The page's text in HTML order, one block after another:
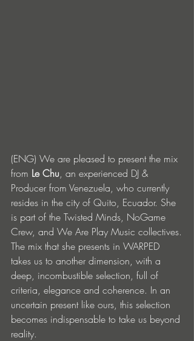
(ENG) We are pleased to present the mix
from Le Chu, an experienced DJ &
Producer from Venezuela, who currently
resides in the city of Quito, Ecuador. She
is part of the Twisted Minds, NoGame
Crew, and We Are Play Music collectives.
The mix that she presents in WARPED
takes us to another dimension, with a
deep, incombustible selection, full of
criteria, elegance and coherence. In an
uncertain present like ours, this selection
becomes indispensable to take us beyond
reality.